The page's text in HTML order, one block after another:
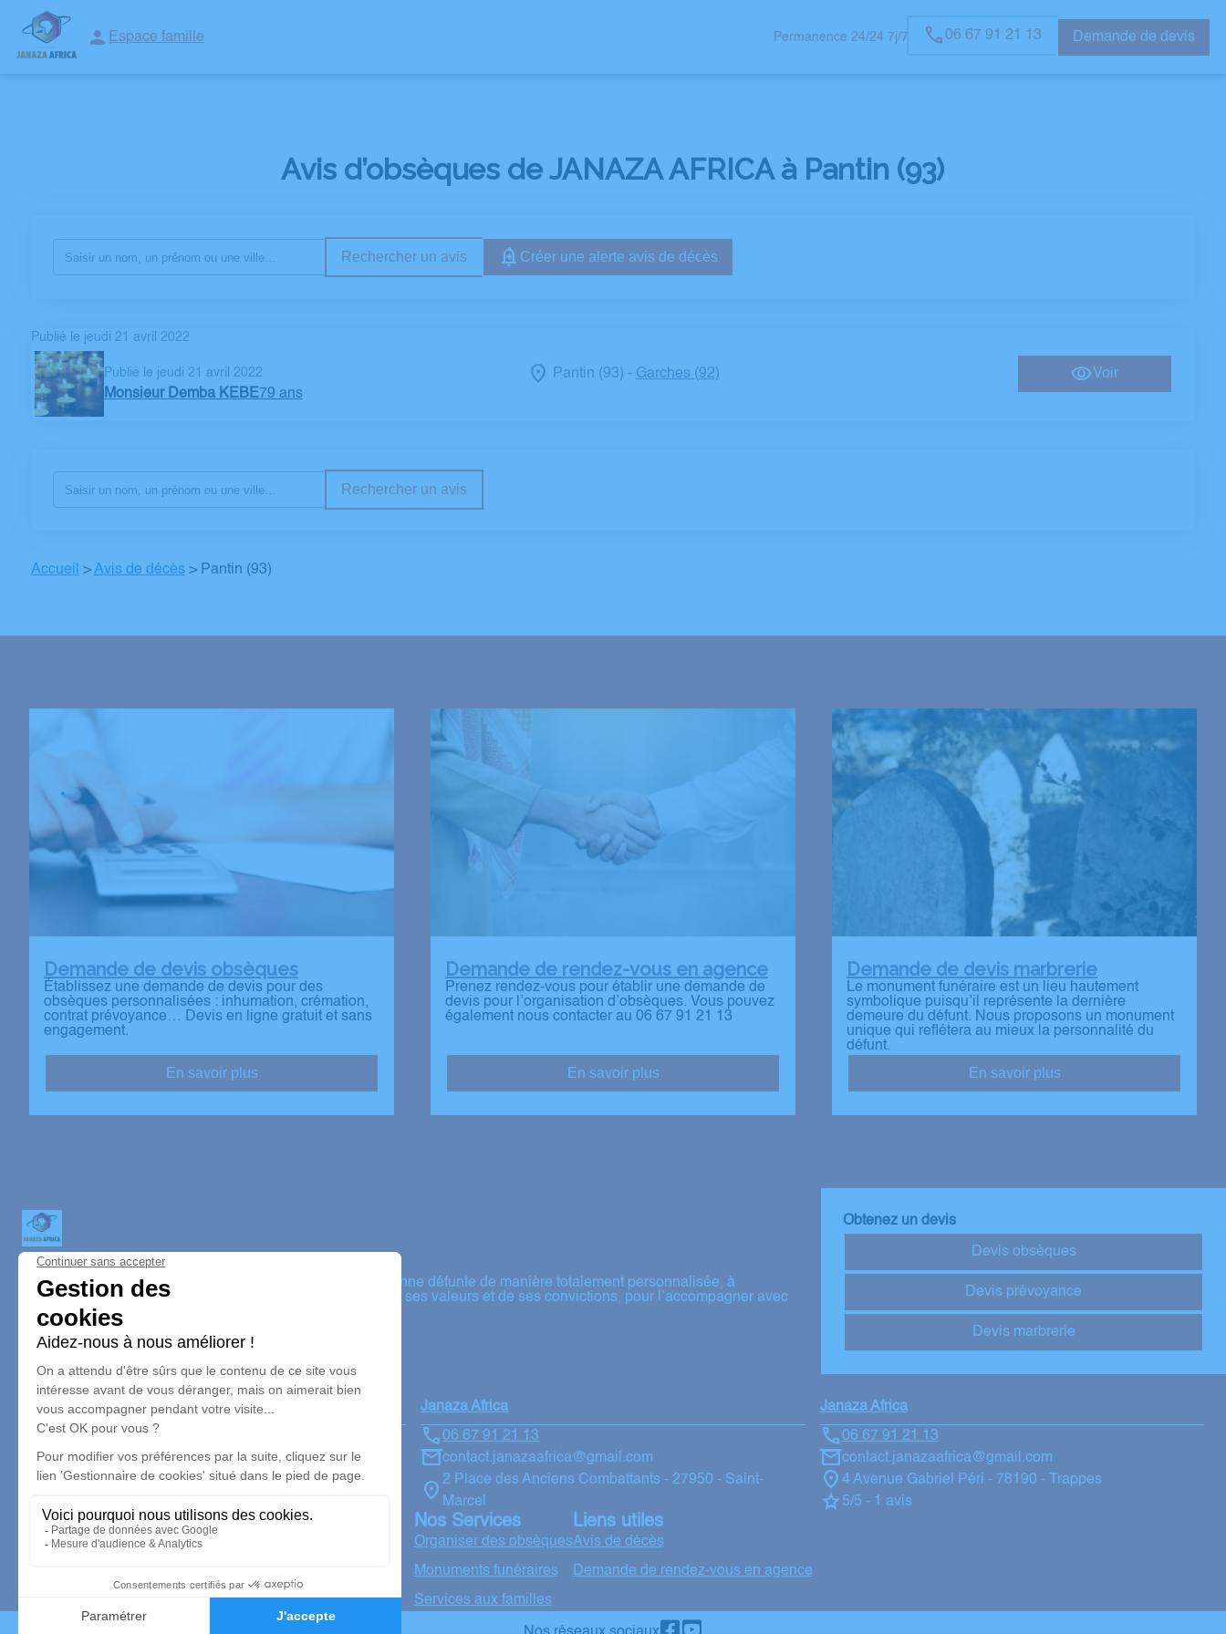
Espace famille Permanence 24/24 7j/7 06 67 91 21 13 Demande de devis
ORGANISER DES OBSÈQUESCONVOI MUSULMAN
Avis d’obsèques de JANAZA AFRICA à Pantin (93)
Rechercher un avis Créer une alerte avis de décès
Publié le jeudi 21 avril 2022
Publié le jeudi 21 avril 2022
Monsieur Demba KEBE79 ans
Pantin (93) - Garches (92) Voir
Rechercher un avis
Accueil >Avis de décès > Pantin (93)
Demande de devis obsèques
Établissez une demande de devis pour des
obsèques personnalisées : inhumation, crémation,
contrat prévoyance… Devis en ligne gratuit et sans
engagement.
En savoir plus
Demande de rendez-vous en agence
Prenez rendez-vous pour établir une demande de
devis pour l’organisation d’obsèques. Vous pouvez
également nous contacter au 06 67 91 21 13
En savoir plus
Demande de devis marbrerie
Le monument funéraire est un lieu hautement
symbolique puisqu’il représente la dernière
demeure du défunt. Nous proposons un monument
unique qui reflétera au mieux la personnalité du
défunt.
En savoir plus
JANAZA AFRICA
Nos équipes vous aident à honorer la mémoire de la personne défunte de manière totalement personnalisée, à
perpétuer son souvenir dans le respect de ses volontés, de ses valeurs et de ses convictions, pour l’accompagner avec
dignité dans son dernier voyage.
Obtenez un devis
Devis obsèques
Devis prévoyance
Devis marbrerie
Nos agences
Janaza Africa
06 67 91 21 13
contact.janazaafrica@gmail.com
1 Rue de Bruneval - 76610 - Le Havre
Janaza Africa
06 67 91 21 13
contact.janazaafrica@gmail.com
2 Place des Anciens Combattants - 27950 - Saint-
Marcel
Janaza Africa
06 67 91 21 13
contact.janazaafrica@gmail.com
4 Avenue Gabriel Péri - 78190 - Trappes
5/5 - 1 avis
Nos Services
Organiser des obsèques
Monuments funéraires
Services aux familles
Liens utiles
Avis de décès
Demande de rendez-vous en agence